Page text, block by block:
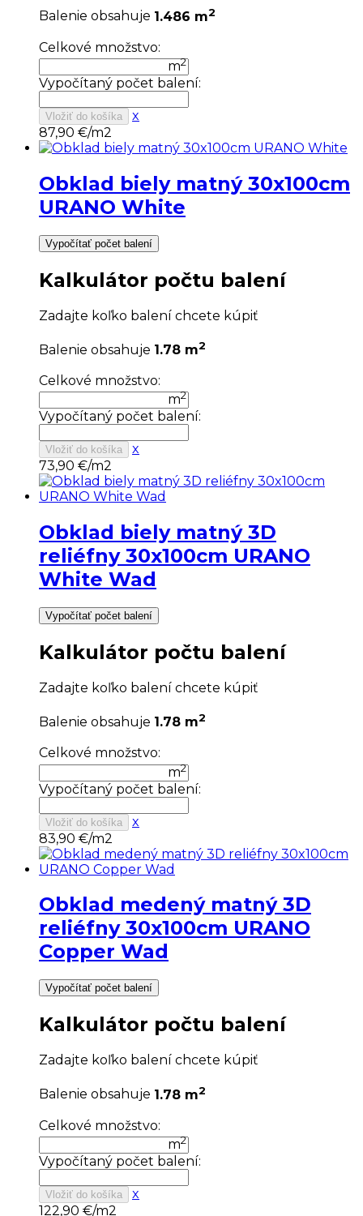
Balenie obsahuje 1.486 m2
Celkové množstvo:
m2
Vypočítaný počet balení:
Vložiť do košíka
x
87,90 €/m2
Obklad biely matný 30x100cm
URANO White
Vypočítať počet balení
Kalkulátor počtu balení
Zadajte koľko balení chcete kúpiť
Balenie obsahuje 1.78 m2
Celkové množstvo:
m2
Vypočítaný počet balení:
Vložiť do košíka
x
73,90 €/m2
Obklad biely matný 3D
reliéfny 30x100cm URANO
White Wad
Vypočítať počet balení
Kalkulátor počtu balení
Zadajte koľko balení chcete kúpiť
Balenie obsahuje 1.78 m2
Celkové množstvo:
m2
Vypočítaný počet balení:
Vložiť do košíka
x
83,90 €/m2
Obklad medený matný 3D
reliéfny 30x100cm URANO
Copper Wad
Vypočítať počet balení
Kalkulátor počtu balení
Zadajte koľko balení chcete kúpiť
Balenie obsahuje 1.78 m2
Celkové množstvo:
m2
Vypočítaný počet balení:
Vložiť do košíka
x
122,90 €/m2